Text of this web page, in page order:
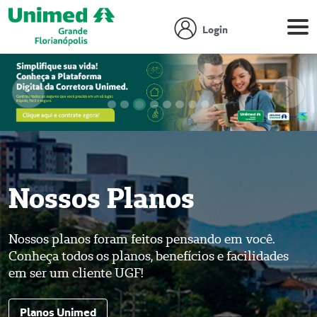
Login
Focar slide
Focar slide
Focar slide
Focar slide
Focar slide
Focar slide
Focar slide
Focar slide
Anterior
Nossos Planos
Nossos planos foram feitos pensando em você.
Conheça todos os planos, benefícios e facilidades
em ser um cliente UGF!
Planos Unimed